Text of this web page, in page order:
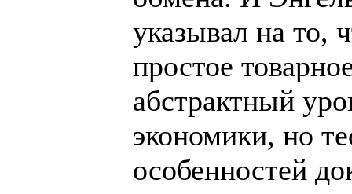
указывал на то,
простое
абстрактный
экономики, но
особенностей